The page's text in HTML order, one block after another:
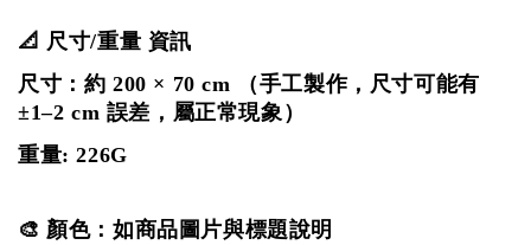
📐 尺寸/重量 資訊
尺寸：約 200 × 70 cm
（手工製作，尺寸可能有
±1–2 cm 誤差，屬正常現象）
重量: 226G
🎨 顏色：如商品圖片與標題說明